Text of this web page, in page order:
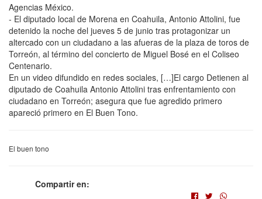
Agencias México.
- El diputado local de Morena en Coahuila, Antonio Attolini, fue
detenido la noche del jueves 5 de junio tras protagonizar un
altercado con un ciudadano a las afueras de la plaza de toros de
Torreón, al término del concierto de Miguel Bosé en el Coliseo
Centenario.
En un video difundido en redes sociales, […]El cargo Detienen al
diputado de Coahuila Antonio Attolini tras enfrentamiento con
ciudadano en Torreón; asegura que fue agredido primero
apareció primero en El Buen Tono.
El buen tono
Compartir en: